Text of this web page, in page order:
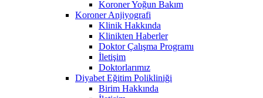
Koroner Yoğun Bakım
Koroner Anjiyografi
Klinik Hakkında
Klinikten Haberler
Doktor Çalışma Programı
İletişim
Doktorlarımız
Diyabet Eğitim Polikliniği
Birim Hakkında